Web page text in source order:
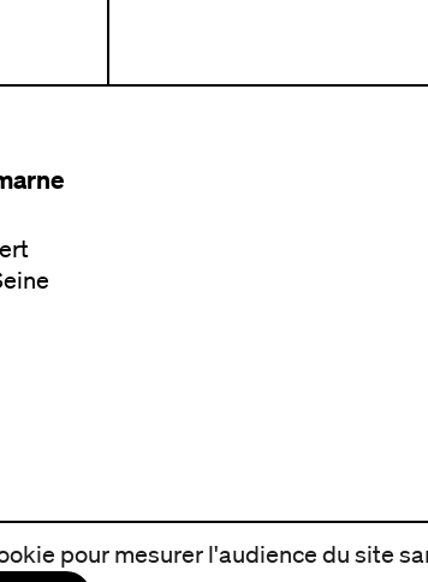
pour mesurer l'audience du site